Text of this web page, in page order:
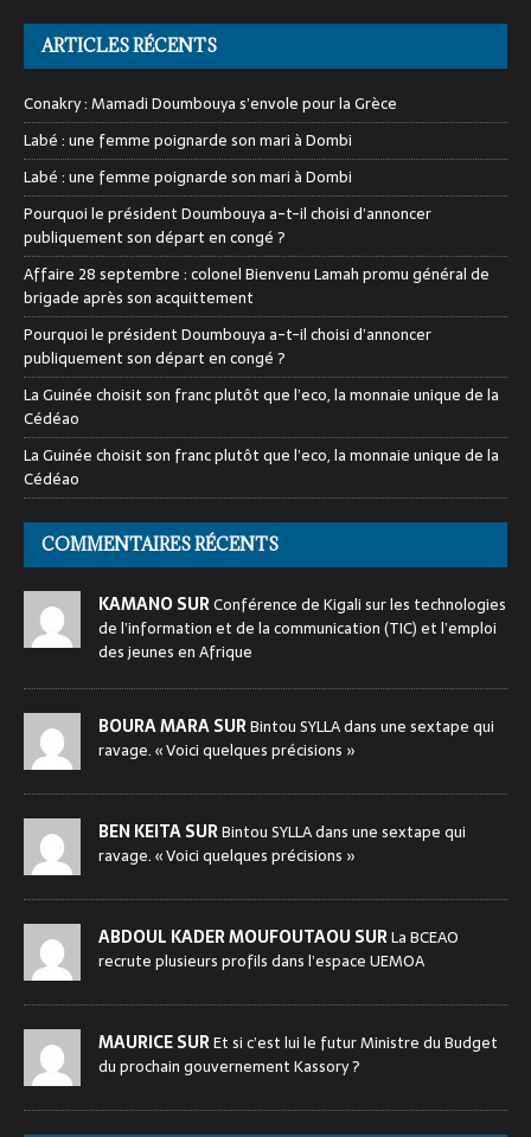
ARTICLES RÉCENTS
Conakry : Mamadi Doumbouya s’envole pour la Grèce
Labé : une femme poignarde son mari à Dombi
Labé : une femme poignarde son mari à Dombi
Pourquoi le président Doumbouya a-t-il choisi d’annoncer
publiquement son départ en congé ?
Affaire 28 septembre : colonel Bienvenu Lamah promu général de
brigade après son acquittement
Pourquoi le président Doumbouya a-t-il choisi d’annoncer
publiquement son départ en congé ?
La Guinée choisit son franc plutôt que l’eco, la monnaie unique de la
Cédéao
La Guinée choisit son franc plutôt que l’eco, la monnaie unique de la
Cédéao
COMMENTAIRES RÉCENTS
KAMANO SURConférence de Kigali sur les technologies
de l’information et de la communication (TIC) et l’emploi
des jeunes en Afrique
BOURA MARA SURBintou SYLLA dans une sextape qui
ravage. « Voici quelques précisions »
BEN KEITA SURBintou SYLLA dans une sextape qui
ravage. « Voici quelques précisions »
ABDOUL KADER MOUFOUTAOU SURLa BCEAO
recrute plusieurs profils dans l’espace UEMOA
MAURICE SUREt si c’est lui le futur Ministre du Budget
du prochain gouvernement Kassory ?